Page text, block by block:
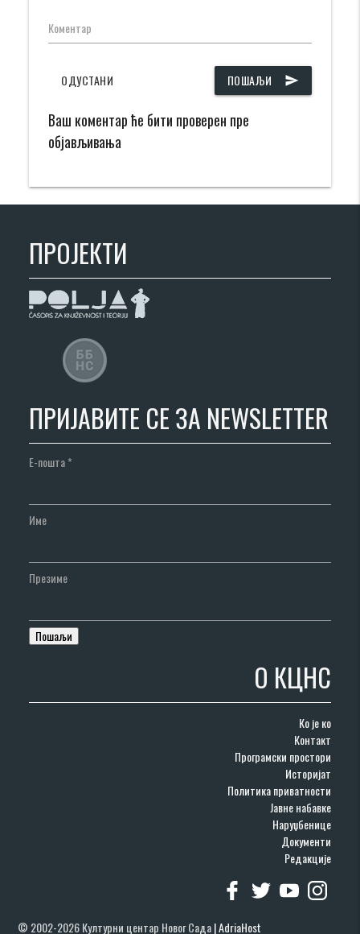
Коментар
ПОШАЉИ send
ОДУСТАНИ
Ваш коментар ће бити проверен пре
објављивања
ПРОЈЕКТИ
ПРИЈАВИТЕ СЕ ЗА NEWSLETTER
Е-пошта*
Име
Презиме
О КЦНС
Ко је ко
Контакт
Програмски простори
Историјат
Политика приватности
Јавне набавке
Наруџбенице
Документи
Редакције
© 2002-2026 Културни центар Новог Сада|AdriaHost